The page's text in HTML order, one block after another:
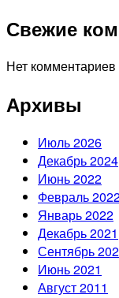
Свежие
Нет
Архивы
Июль 2026
Декабрь 2024
Июнь 2022
Февраль
Январь 2022
Декабрь 2021
Сентябрь
Июнь 2021
Август 2011